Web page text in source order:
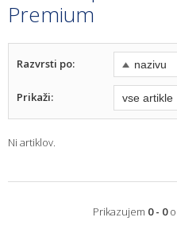
Premium
Razvrsti po:
Prikaži:
Ni artiklov.
Prikazujem 0 - 0